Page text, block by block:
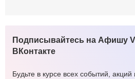
Подписывайтесь на Афишу
ВКонтакте
Будьте в курсе всех событий, акций